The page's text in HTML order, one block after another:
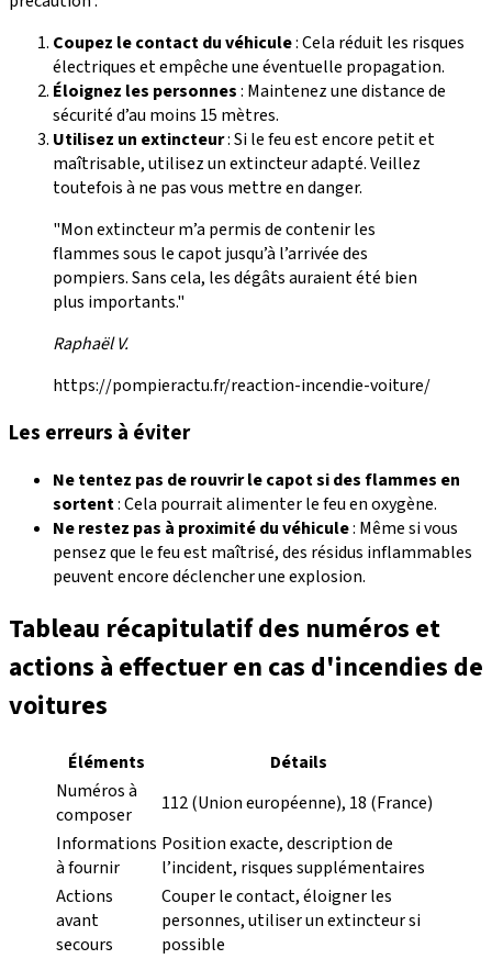
Coupez le contact du véhicule: Cela réduit les risques
électriques et empêche une éventuelle propagation.
Éloignez les personnes: Maintenez une distance de
sécurité d’au moins 15 mètres.
Utilisez un extincteur: Si le feu est encore petit et
maîtrisable, utilisez un extincteur adapté. Veillez
toutefois à ne pas vous mettre en danger.
"Mon extincteur m’a permis de contenir les
flammes sous le capot jusqu’à l’arrivée des
pompiers. Sans cela, les dégâts auraient été bien
plus importants."
Raphaël V.
https://pompieractu.fr/reaction-incendie-voiture/
Les erreurs à éviter
Ne tentez pas de rouvrir le capot si des flammes en
sortent: Cela pourrait alimenter le feu en oxygène.
Ne restez pas à proximité du véhicule: Même si vous
pensez que le feu est maîtrisé, des résidus inflammables
peuvent encore déclencher une explosion.
Tableau récapitulatif des numéros et
actions à effectuer en cas d'incendies de
voitures
Éléments
Détails
Numéros à
composer
112 (Union européenne), 18 (France)
Informations
à fournir
Position exacte, description de
l’incident, risques supplémentaires
Actions
avant
secours
Couper le contact, éloigner les
personnes, utiliser un extincteur si
possible